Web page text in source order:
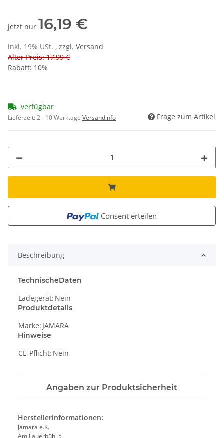
jetzt nur 16,19 €
inkl. 19% USt. , zzgl. Versand
Alter Preis: 17,99 €
Rabatt: 10%
verfügbar
Lieferzeit:2 - 10 Werktage Versandinfo Frage zum Artikel
Consent erteilen
Beschreibung
TechnischeDaten
Ladegerät: Nein
Produktdetails
Marke: JAMARA
Hinweise
CE-Pflicht: Nein
Angaben zur Produktsicherheit
Herstellerinformationen:
Jamara e.K.
Am Lauerbühl 5